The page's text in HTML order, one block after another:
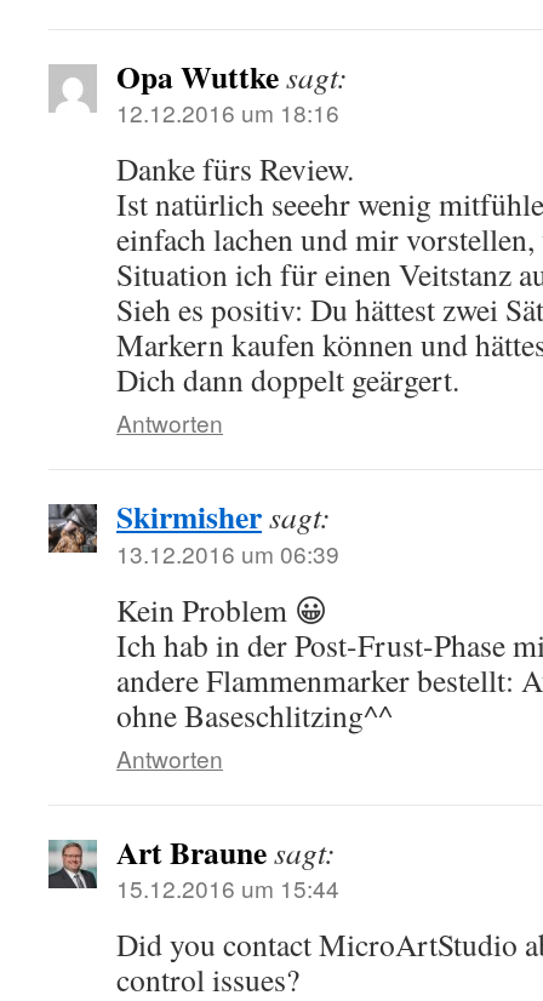
Opa Wuttkesagt:
12.12.2016 um 18:16
Danke fürs Review.
Ist natürlich seeehr wenig
einfach lachen und mir vorstellen,
Situation ich für einen Veitstanz
Sieh es positiv: Du hättest zwei
Markern kaufen können und
Dich dann doppelt geärgert.
Antworten
Skirmishersagt:
13.12.2016 um 06:39
Kein Problem 😀
Ich hab in der Post-Frust-Phase
andere Flammenmarker bestellt:
ohne Baseschlitzing^^
Antworten
Art Braunesagt:
15.12.2016 um 15:44
Did you contact MicroArtStudio
control issues?